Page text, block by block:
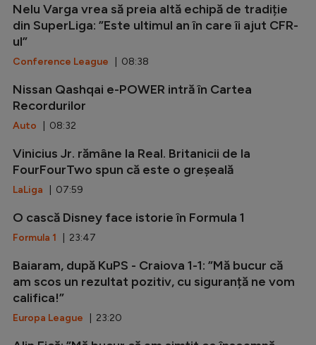
Nelu Varga vrea să preia altă echipă de tradiție
din SuperLiga: ”Este ultimul an în care îi ajut CFR-
ul”
Conference League | 08:38
Nissan Qashqai e-POWER intră în Cartea
Recordurilor
Auto | 08:32
Vinicius Jr. rămâne la Real. Britanicii de la
FourFourTwo spun că este o greșeală
LaLiga | 07:59
O cască Disney face istorie în Formula 1
Formula 1 | 23:47
Baiaram, după KuPS - Craiova 1-1: ”Mă bucur că
am scos un rezultat pozitiv, cu siguranță ne vom
califica!”
Europa League | 23:20